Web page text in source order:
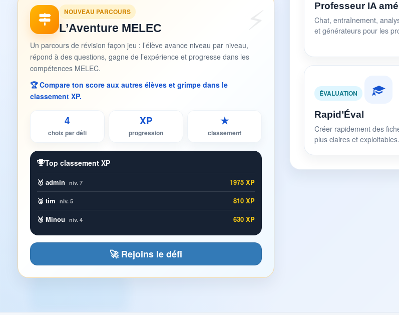
NOUVEAU PARCOURS
L’Aventure MELEC
Un parcours de révision façon jeu : l’élève avance niveau par niveau,
répond à des questions, gagne de l’expérience et progresse dans les
compétences MELEC.
🏆 Compare ton score aux autres élèves et grimpe dans le
classement XP.
4
choix par défi
XP
progression
★
classement
Top classement XP
🥇 admin niv. 7
1975 XP
🥈 tim niv. 5
810 XP
🥉 Minou niv. 4 630 XP
🚀 Rejoins le défi
Professeur IA
Chat, entraînement,
et générateurs pour les
ÉVALUATION
Rapid’Éval
Créer rapidement des
plus claires et exploitables.